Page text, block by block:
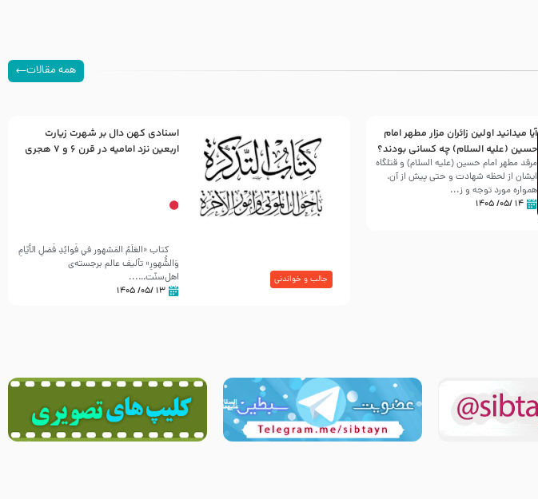
همه مقالات
آیا میدانید اولین زائران مزار مطهر امام
حسین (علیه السلام) چه کسانی بودند؟
مرقد مطهر امام حسین (علیه السلام) و قتلگاه
ایشان از لحظه شهادت و حتی پیش از آن،
همواره مورد توجه و ز...
۱۴ /۰۵/ ۱۴۰۵
جالب و خواندنی
اسنادی کهن دال بر شهرت زیارت
اربعین نزد امامیه در قرن ۶ و ۷ هجری
کتاب «العَلَمُ المَشهور في فَوائِدِ فَضلِ الأيّامِ
وَالشُّهورِ» تألیف عالم برجسته‌ی
اهل‌سنّت…...
۱۳ /۰۵/ ۱۴۰۵